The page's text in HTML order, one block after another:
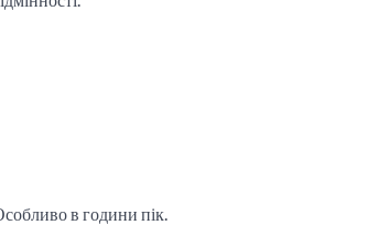
в години пік.